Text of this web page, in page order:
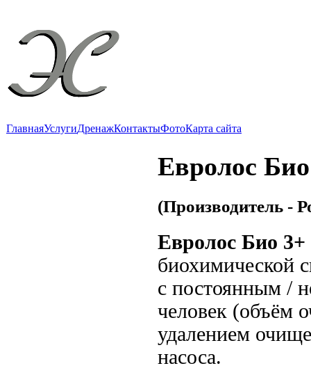
ГлавнаяУслугиДренажКонтактыФотоКарта сайта
Евролос
(Производитель -
Евролос Био 3+
биохимической
с постоянным /
человек (объём
удалением
насоса.